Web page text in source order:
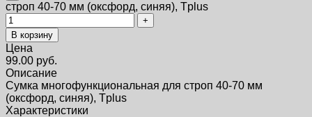
строп 40-70 мм (оксфорд, синяя), Tplus
В корзину
Цена
99.00 руб.
Описание
Сумка многофункциональная для строп 40-70 мм
(оксфорд, синяя), Tplus
Характеристики